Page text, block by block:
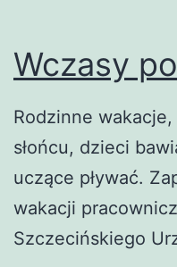
Wczasy
Rodzinne
słońcu, dzieci
uczące pływać.
wakacji
Szczecińskiego